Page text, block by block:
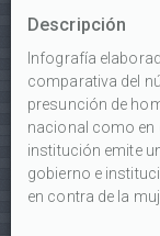
Descripción
Infografía
comparativa del
presunción de
nacional como en
institución emite
gobierno e
en contra de la